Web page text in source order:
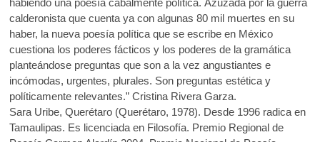
habiendo una poesía cabalmente política. Azuzada por la guerra
calderonista que cuenta ya con algunas 80 mil muertes en su
haber, la nueva poesía política que se escribe en México
cuestiona los poderes fácticos y los poderes de la gramática
planteándose preguntas que son a la vez angustiantes e
incómodas, urgentes, plurales. Son preguntas estética y
políticamente relevantes.” Cristina Rivera Garza.
Sara Uribe, Querétaro (Querétaro, 1978). Desde 1996 radica en
Tamaulipas. Es licenciada en Filosofía. Premio Regional de